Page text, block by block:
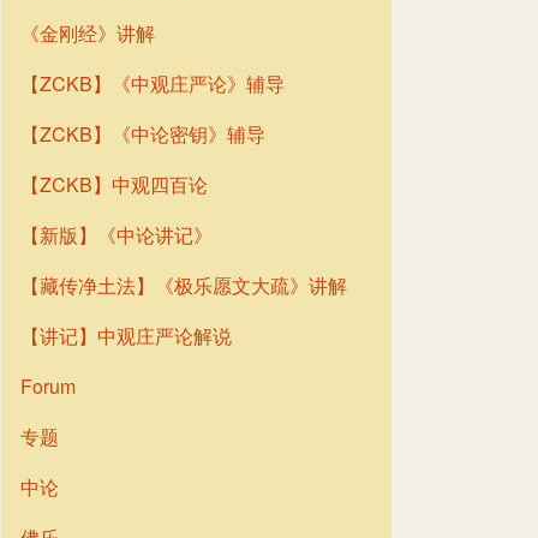
《金刚经》讲解
【ZCKB】《中观庄严论》辅导
【ZCKB】《中论密钥》辅导
【ZCKB】中观四百论
【新版】《中论讲记》
【藏传净土法】《极乐愿文大疏》讲解
【讲记】中观庄严论解说
Forum
专题
中论